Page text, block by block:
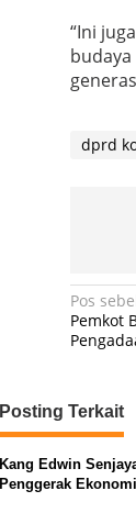
“Ini
dprd
pos
Pos
Pemkot
Posting Terkait
Kang Edwin
Penggerak